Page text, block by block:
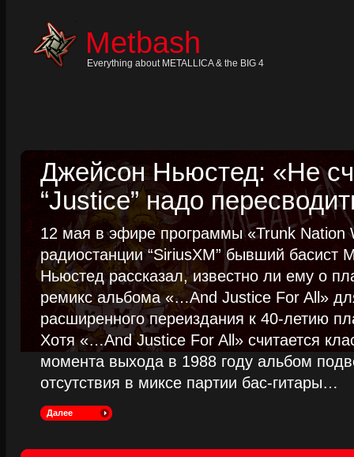
Metbash
Everything about METALLICA & the BIG 4
Джейсон Ньюстед: «Не
“Justice” надо
12 мая в эфире программы «Trunk Nation
радиостанции “SiriusXM” бывший басист
Ньюстед рассказал, известно ли ему о
ремикс альбома «…And Justice For All»
расширенного переиздания к 40-летию
Хотя «…And Justice For All» считается
момента выхода в 1988 году альбом
отсутствия в миксе партии бас-гитары…
Далее